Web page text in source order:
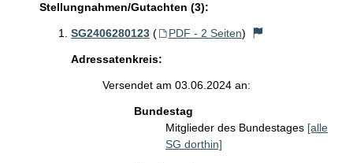
Stellungnahmen/Gutachten (3):
SG2406280123 ( PDF - 2 Seiten)
Adressatenkreis:
Versendet am 03.06.2024 an:
Bundestag
Mitglieder des Bundestages [alle
SG dorthin]